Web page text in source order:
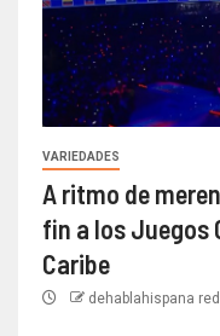
VARIEDADES
A ritmo de
fin a los Juegos
Caribe
dehablahispana